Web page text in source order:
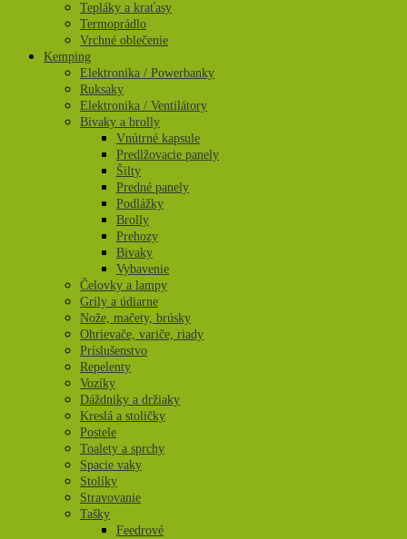
Tepláky a kraťasy
Termoprádlo
Vrchné oblečenie
Kemping
Elektronika / Powerbanky
Ruksaky
Elektronika / Ventilátory
Bivaky a brolly
Vnútrné kapsule
Predlžovacie panely
Šilty
Predné panely
Podlážky
Brolly
Prehozy
Bivaky
Vybavenie
Čelovky a lampy
Grily a údiarne
Nože, mačety, brúsky
Ohrievače, variče, riady
Príslušenstvo
Repelenty
Vozíky
Dáždniky a držiaky
Kreslá a stoličky
Postele
Toalety a sprchy
Spacie vaky
Stolíky
Stravovanie
Tašky
Feedrové